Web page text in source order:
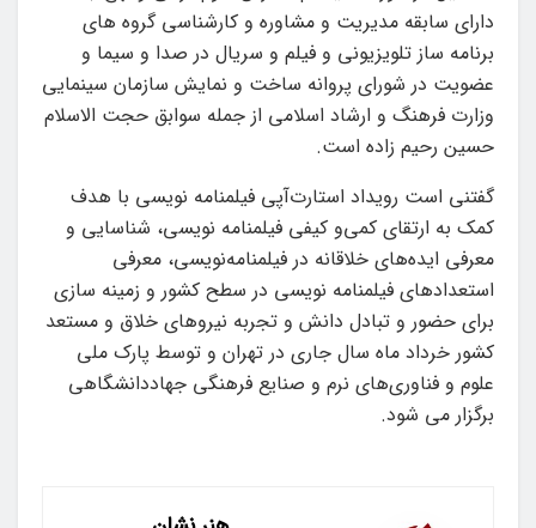
دارای سابقه مدیریت و مشاوره و کارشناسی گروه های
برنامه ساز تلویزیونی و فیلم و سریال در صدا و سیما و
عضویت در شورای پروانه ساخت و نمایش سازمان سینمایی
وزارت فرهنگ و ارشاد اسلامی از جمله سوابق حجت الاسلام
حسین رحیم زاده است.
گفتنی است رویداد استارت‌آپی فیلمنامه نویسی با هدف
کمک به ارتقای کمی‌و کیفی فیلمنامه نویسی، شناسایی و
معرفی ایده‌های خلاقانه در فیلمنامه‌نویسی، معرفی
استعدادهای فیلمنامه نویسی در سطح کشور و زمینه سازی
برای حضور و تبادل دانش و تجربه نیروهای خلاق و مستعد
کشور خرداد ماه سال جاری در تهران و توسط پارک ملی
علوم و فناوری‌های نرم و صنایع فرهنگی جهاددانشگاهی
برگزار می شود.